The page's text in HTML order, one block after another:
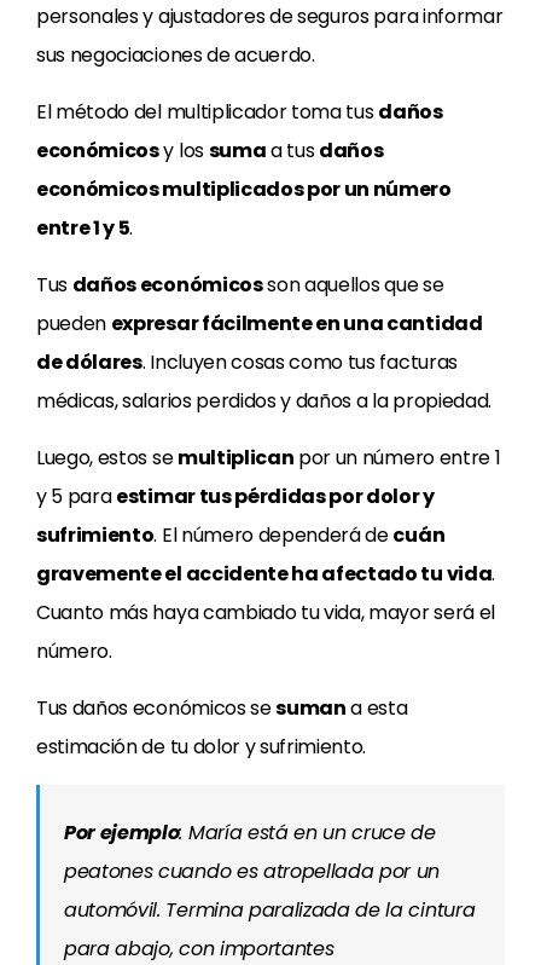
personales y ajustadores de seguros para informar
sus negociaciones de acuerdo.
El método del multiplicador toma tusdaños
económicosy lossumaa tusdaños
económicos multiplicados por un número
entre 1 y 5.
Tus daños económicosson aquellos que se
pueden expresar fácilmente en una cantidad
de dólares. Incluyen cosas como tus facturas
médicas, salarios perdidos y daños a la propiedad.
Luego, estos semultiplican por un número entre 1
y 5 paraestimar tus pérdidas por dolor y
sufrimiento. El número dependerá decuán
gravemente el accidente ha afectado tu vida.
Cuanto más haya cambiado tu vida, mayor será el
número.
Tus daños económicos sesumana esta
estimación de tu dolor y sufrimiento.
Por ejemplo: María está en un cruce de
peatones cuando es atropellada por un
automóvil. Termina paralizada de la cintura
para abajo, con importantes